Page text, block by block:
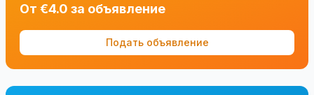
От €4.0 за объявление
Подать объявление